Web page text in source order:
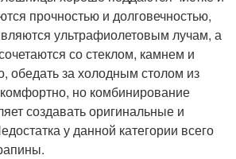
прочностью и долговечностью,
ультрафиолетовым лучам, а
со стеклом, камнем и
обедать за холодным столом из
но комбинирование
создавать оригинальные и
у данной категории всего